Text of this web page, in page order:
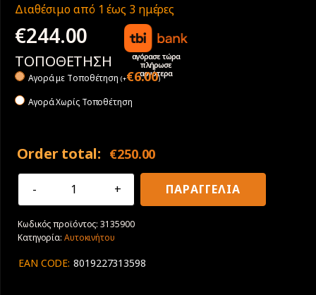
Διαθέσιμο από 1 έως 3 ημέρες
€244.00
αγόρασε τώρα
πλήρωσε
αργότερα
ΤΟΠΟΘΕΤΗΣΗ
Αγορά με Tοποθέτηση (+€6.00)
Αγορά Χωρίς Τοποθέτηση
Order total: €250.00
275/40R19
Pirelli
P
PZ4
ΠΑΡΑΓΓΕΛΙΑ
Κωδικός προϊόντος:3135900
Κατηγορία: Αυτοκινήτου
EAN CODE: 8019227313598